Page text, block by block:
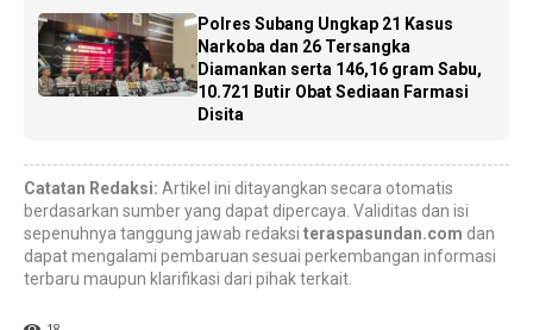
Polres Subang Ungkap 21 Kasus
Narkoba dan 26 Tersangka
Diamankan serta 146,16 gram Sabu,
10.721 Butir Obat Sediaan Farmasi
Disita
Catatan Redaksi: Artikel ini ditayangkan secara otomatis
berdasarkan sumber yang dapat dipercaya. Validitas dan isi
sepenuhnya tanggung jawab redaksi teraspasundan.com dan
dapat mengalami pembaruan sesuai perkembangan informasi
terbaru maupun klarifikasi dari pihak terkait.